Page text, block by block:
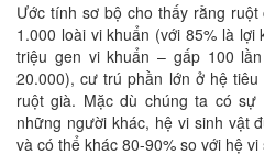
Ước tính sơ bộ cho thấy rằng
1.000 loài vi khuẩn (với 85% là
triệu gen vi khuẩn – gấp 100
20.000), cư trú phần lớn ở hệ
ruột già. Mặc dù chúng ta có
những người khác, hệ vi sinh vật
và có thể khác 80-90% so với hệ